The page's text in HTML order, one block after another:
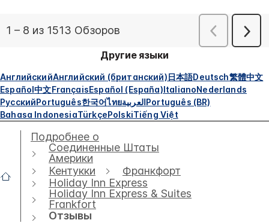
Другие языки
АнглийскийАнглийский (британский)日本語Deutsch繁體中文
Español中文FrançaisEspañol (España)ItalianoNederlands
РусскийPortuguês한국어ไทยالعربيةPortuguês (BR)
Bahasa IndonesiaTürkçePolskiTiếng Việt
Подробнее о
Соединенные Штаты
Америки
Кентукки
Франкфорт
Holiday Inn Express
Holiday Inn Express & Suites
Frankfort
Отзывы